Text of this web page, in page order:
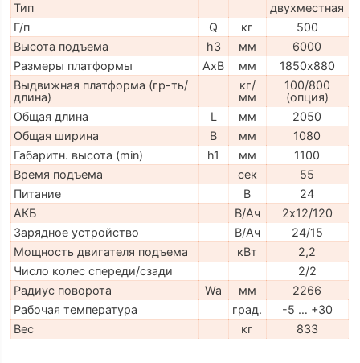
Тип
двухместная
Г/п
Q кг
500
Высота подъема
h3 мм
6000
Размеры платформы
AxB мм
1850х880
Выдвижная платформа (гр-ть/
длина)
кг/
мм
100/800
(опция)
Общая длина
L мм
2050
Общая ширина
B мм
1080
Габаритн. высота (min)
h1 мм
1100
Время подъема
сек
55
Питание
В
24
АКБ
В/Ач
2х12/120
Зарядное устройство
В/Ач
24/15
Мощность двигателя подъема
кВт
2,2
Число колес спереди/сзади
2/2
Радиус поворота
Wa мм
2266
Рабочая температура
град.
-5 … +30
Вес
кг 833